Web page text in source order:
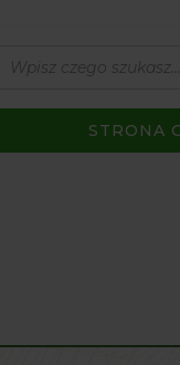
produktów
STRONA